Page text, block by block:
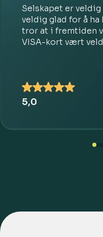
Selskapet er
veldig glad for å
tror at i fremtiden
VISA-kort vært
5,0